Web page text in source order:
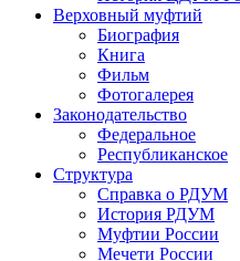
Верховный муфтий
Биография
Книга
Фильм
Фотогалерея
Законодательство
Федеральное
Республиканское
Структура
Справка о РДУМ
История РДУМ
Муфтии России
Мечети России